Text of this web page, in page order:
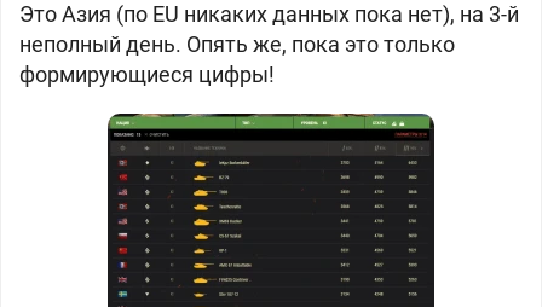
Это Азия (по EU никаких данных пока нет), на 3-й
неполный день. Опять же, пока это только
формирующиеся цифры!